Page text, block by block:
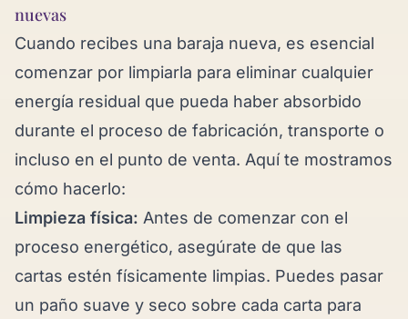
nuevas
Cuando recibes una baraja nueva, es esencial
comenzar por limpiarla para eliminar cualquier
energía residual que pueda haber absorbido
durante el proceso de fabricación, transporte o
incluso en el punto de venta. Aquí te mostramos
cómo hacerlo:
Limpieza física: Antes de comenzar con el
proceso energético, asegúrate de que las
cartas estén físicamente limpias. Puedes pasar
un paño suave y seco sobre cada carta para